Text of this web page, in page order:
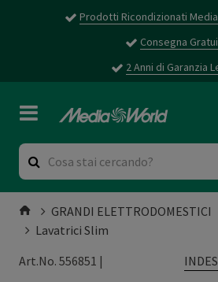
Prodotti Ricondizionati
Consegna
2 Anni di Garanzia
GRANDI ELETTRODOMESTICI
Lavatrici Slim
Art.No. 556851 |